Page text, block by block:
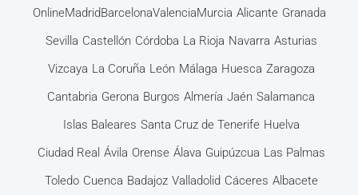
OnlineMadridBarcelonaValenciaMurcia Alicante Granada
Sevilla Castellón Córdoba La Rioja Navarra Asturias
Vizcaya La Coruña León Málaga Huesca Zaragoza
Cantabria Gerona Burgos Almería Jaén Salamanca
Islas Baleares Santa Cruz de Tenerife Huelva
Ciudad Real Ávila Orense Álava Guipúzcua Las Palmas
Toledo Cuenca Badajoz Valladolid Cáceres Albacete